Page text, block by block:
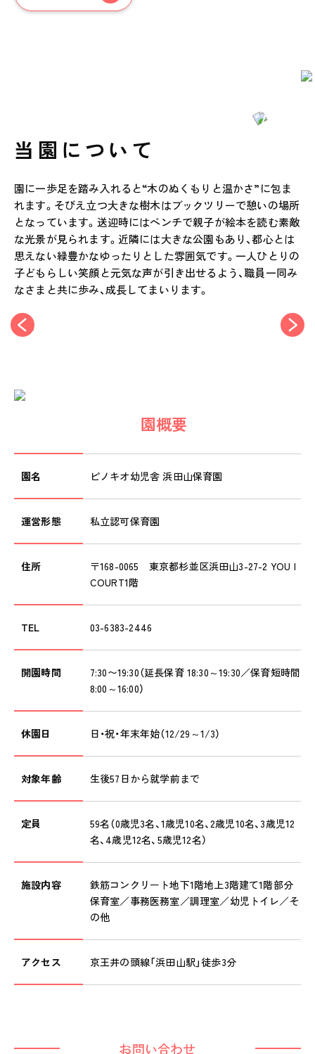
当園について
園に一歩足を踏み入れると“木のぬくもりと温かさ”に包ま
れます。そびえ立つ大きな樹木はブックツリーで憩いの場所
となっています。送迎時にはベンチで親子が絵本を読む素敵
な光景が見られます。近隣には大きな公園もあり、都心とは
思えない緑豊かなゆったりとした雰囲気です。一人ひとりの
子どもらしい笑顔と元気な声が引き出せるよう、職員一同み
なさまと共に歩み、成長してまいります。
園概要
園名 ピノキオ幼児舎 浜田山保育園
運営形態 私立認可保育園
住所
〒168-0065 東京都杉並区浜田山3-27-2 YOU I
COURT1階
TEL 03-6383-2446
開園時間
7:30〜19:30（延長保育 18:30～19:30／保育短時間
8:00～16:00）
休園日 日・祝・年末年始（12/29～1/3）
対象年齢 生後57日から就学前まで
定員
59名（0歳児3名、1歳児10名、2歳児10名、3歳児12
名、4歳児12名、5歳児12名）
施設内容
鉄筋コンクリート地下1階地上3階建て1階部分
保育室／事務医務室／調理室／幼児トイレ／そ
の他
アクセス 京王井の頭線「浜田山駅」徒歩3分
お問い合わせ